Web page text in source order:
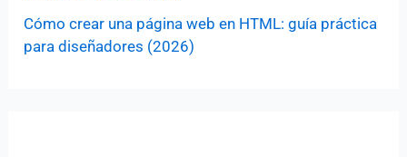
Cómo crear una página web en HTML: guía práctica
para diseñadores (2026)